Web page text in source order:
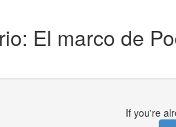
El marco de
If you're